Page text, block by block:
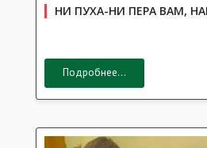
НИ ПУХА-НИ ПЕРА ВАМ,
Подробнее...